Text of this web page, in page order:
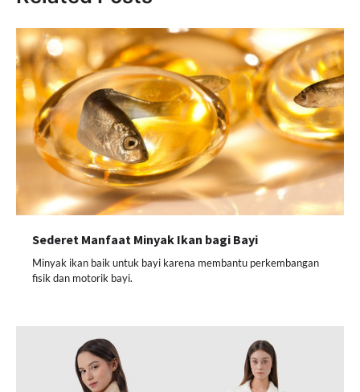
Sederet Manfaat Minyak Ikan bagi Bayi
Minyak ikan baik untuk bayi karena membantu perkembangan
fisik dan motorik bayi.